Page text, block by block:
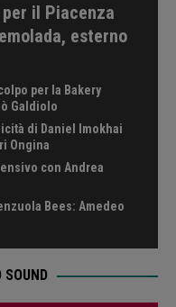
il Piacenza
esterno
per la Bakery
Galdiolo
di Daniel Imokhai
Ongina
con Andrea
Bees: Amedeo